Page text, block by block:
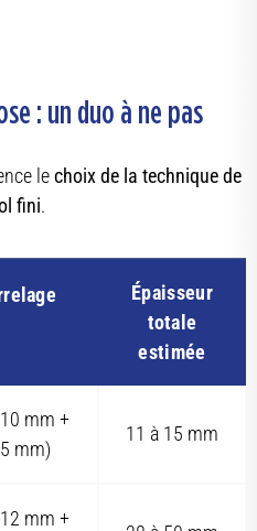
: un duo à ne pas
lechoix de la technique de
fini.
Épaisseur
totale
estimée
mm +
mm)
11 à 15 mm
mm +